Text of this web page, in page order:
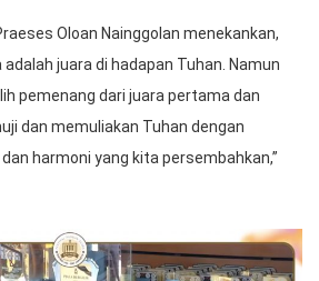
Oloan Nainggolan menekankan,
juara di hadapan Tuhan. Namun
pemenang dari juara pertama dan
dan memuliakan Tuhan dengan
harmoni yang kita persembahkan,”